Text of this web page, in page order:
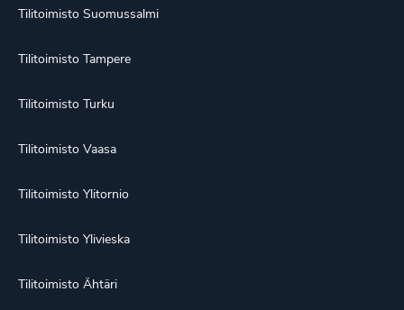
Tilitoimisto Suomussalmi
Tilitoimisto Tampere
Tilitoimisto Turku
Tilitoimisto Vaasa
Tilitoimisto Ylitornio
Tilitoimisto Ylivieska
Tilitoimisto Ähtäri